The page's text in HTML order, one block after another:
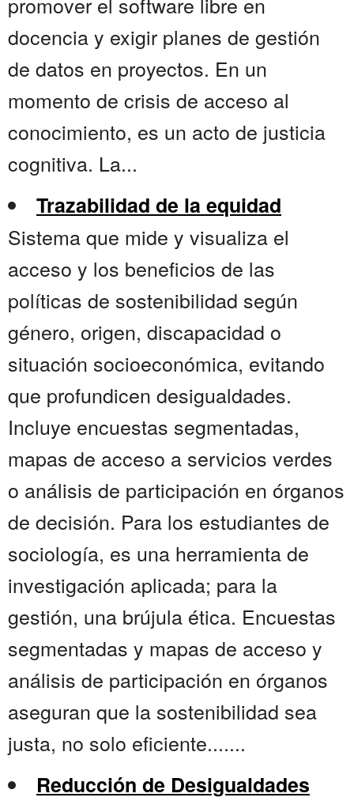
docencia y exigir planes de gestión
de datos en proyectos. En un
momento de crisis de acceso al
conocimiento, es un acto de justicia
cognitiva. La...
Trazabilidad de la equidad
Sistema que mide y visualiza el
acceso y los beneficios de las
políticas de sostenibilidad según
género, origen, discapacidad o
situación socioeconómica, evitando
que profundicen desigualdades.
Incluye encuestas segmentadas,
mapas de acceso a servicios verdes
o análisis de participación en órganos
de decisión. Para los estudiantes de
sociología, es una herramienta de
investigación aplicada; para la
gestión, una brújula ética. Encuestas
segmentadas y mapas de acceso y
análisis de participación en órganos
aseguran que la sostenibilidad sea
justa, no solo eficiente.......
Reducción de Desigualdades